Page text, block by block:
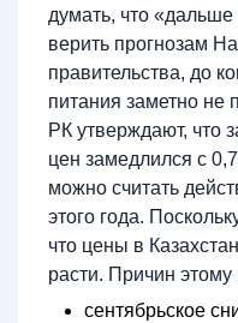
думать, что
верить прогнозам
правительства, до
питания заметно
РК утверждают, что
цен замедлился с
можно считать
этого года.
что цены в
расти. Причин этому
сентябрьское